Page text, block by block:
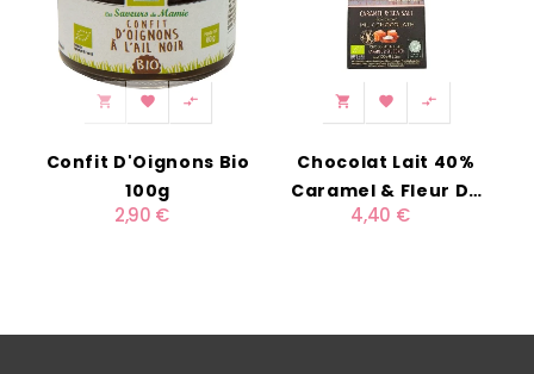
  
Confit D'Oignons Bio
100g
2,90 €
  
Chocolat Lait 40%
Caramel & Fleur De
Sel 100g BIO
4,40 €